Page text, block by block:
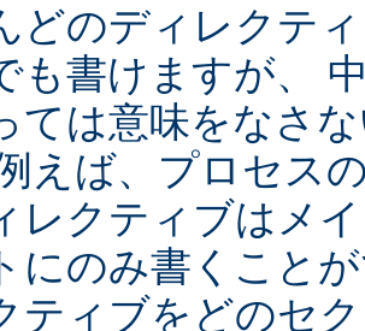
どのディレクテ
も書けますが、
ては意味をなさ
えば、プロセス
レクティブはメ
にのみ書くこと
ティブをどのセ